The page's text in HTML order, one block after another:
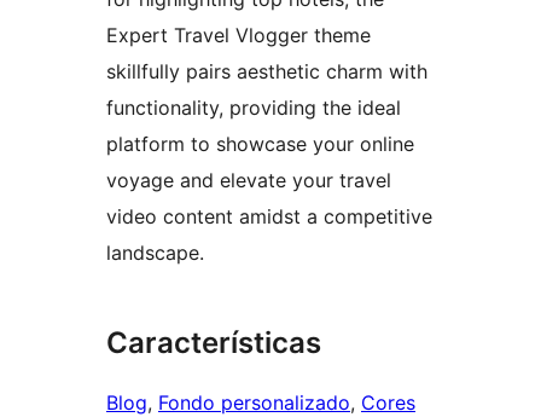
Expert Travel Vlogger theme
skillfully pairs aesthetic charm with
functionality, providing the ideal
platform to showcase your online
voyage and elevate your travel
video content amidst a competitive
landscape.
Características
Blog, Fondo personalizado, Cores